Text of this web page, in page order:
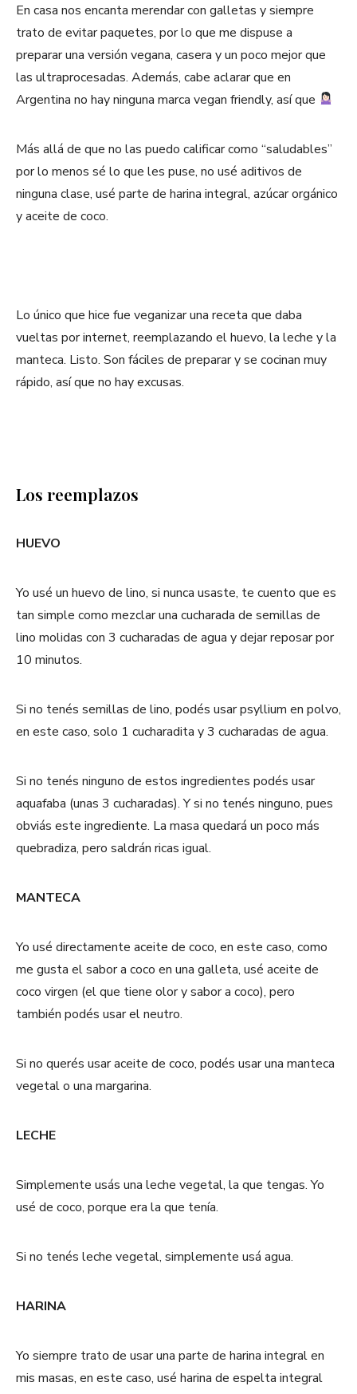
En casa nos encanta merendar con galletas y siempre
trato de evitar paquetes, por lo que me dispuse a
preparar una versión vegana, casera y un poco mejor que
las ultraprocesadas. Además, cabe aclarar que en
Argentina no hay ninguna marca vegan friendly, así que
Más allá de que no las puedo calificar como “saludables”
por lo menos sé lo que les puse, no usé aditivos de
ninguna clase, usé parte de harina integral, azúcar orgánico
y aceite de coco.
Lo único que hice fue veganizar una receta que daba
vueltas por internet, reemplazando el huevo, la leche y la
manteca. Listo. Son fáciles de preparar y se cocinan muy
rápido, así que no hay excusas.
Los reemplazos
HUEVO
Yo usé un huevo de lino, si nunca usaste, te cuento que es
tan simple como mezclar una cucharada de semillas de
lino molidas con 3 cucharadas de agua y dejar reposar por
10 minutos.
Si no tenés semillas de lino, podés usar psyllium en polvo,
en este caso, solo 1 cucharadita y 3 cucharadas de agua.
Si no tenés ninguno de estos ingredientes podés usar
aquafaba (unas 3 cucharadas). Y si no tenés ninguno, pues
obviás este ingrediente. La masa quedará un poco más
quebradiza, pero saldrán ricas igual.
MANTECA
Yo usé directamente aceite de coco, en este caso, como
me gusta el sabor a coco en una galleta, usé aceite de
coco virgen (el que tiene olor y sabor a coco), pero
también podés usar el neutro.
Si no querés usar aceite de coco, podés usar una manteca
vegetal o una margarina.
LECHE
Simplemente usás una leche vegetal, la que tengas. Yo
usé de coco, porque era la que tenía.
Si no tenés leche vegetal, simplemente usá agua.
HARINA
Yo siempre trato de usar una parte de harina integral en
mis masas, en este caso, usé harina de espelta integral